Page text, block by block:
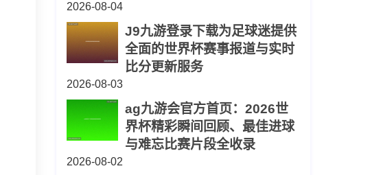
2026-08-04
J9九游登录下载为足球迷提供
全面的世界杯赛事报道与实时
比分更新服务
2026-08-03
ag九游会官方首页：2026世
界杯精彩瞬间回顾、最佳进球
与难忘比赛片段全收录
2026-08-02